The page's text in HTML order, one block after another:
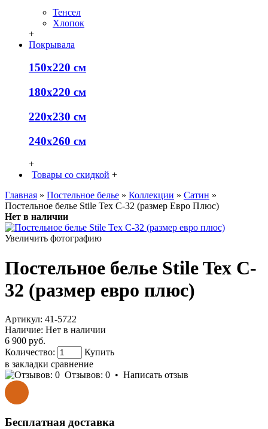
Тенсел
Хлопок
+
Покрывала
150х220 см
180х220 см
220х230 см
240х260 см
+
Товары со скидкой +
Главная » Постельное белье » Коллекции » Сатин »
Постельное белье Stile Tex C-32 (размер Евро Плюс)
Нет в наличии
Увеличить фотографию
Постельное белье Stile Tex C-
32 (размер евро плюс)
Артикул: 41-5722
Наличие: Нет в наличии
6 900 руб.
Количество:
Купить
в закладки сравнение
Отзывов: 0 • Написать отзыв
Бесплатная доставка